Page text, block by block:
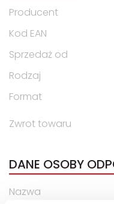
Producent
Kod EAN
Sprzedaż od
Rodzaj
Format
Zwrot towaru
DANE OSOBY
Nazwa